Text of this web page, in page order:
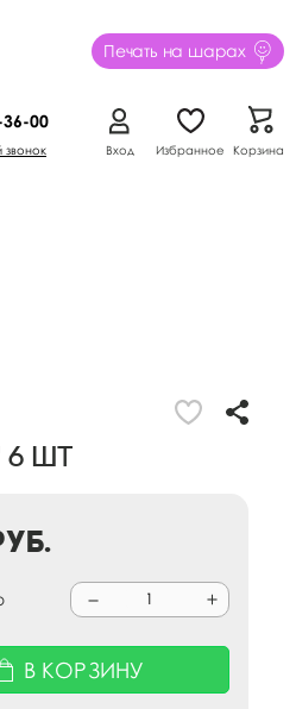
Печать на шарах
00
Вход Избранное Корзина
6 шт
В КОРЗИНУ